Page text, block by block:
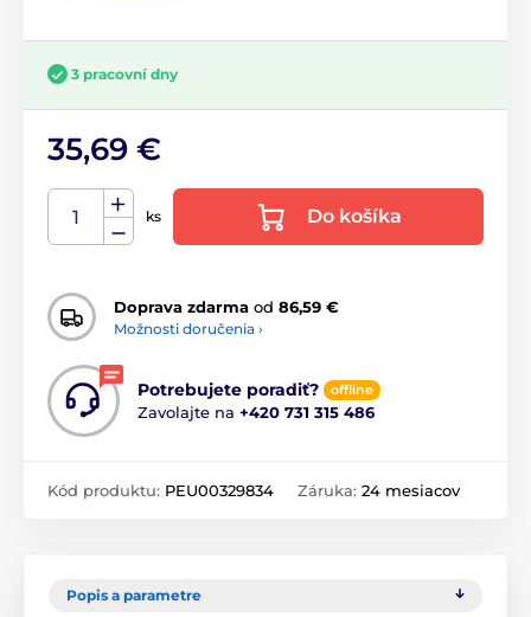
3 pracovní dny
35,69 €
ks Do košíka
Doprava zdarma od 86,59 €
Možnosti doručenia ›
Potrebujete poradiť? offline
Zavolajte na +420 731 315 486
Kód produktu: PEU00329834 Záruka: 24 mesiacov
Popis a parametre